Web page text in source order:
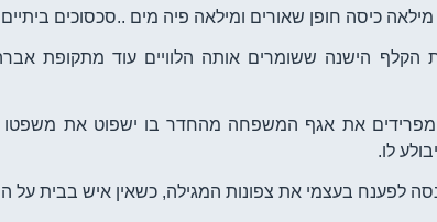
כיסה חופן שאורים ומילאה פיה מים ..סכסוכים ביתיים
הקלף הישנה ששומרים אותה הלוויים עוד מתקופת
ומפרידים את אגף המשפחה מהחדר בו ישפוט את
לו.
לפענח בעצמי את צפונות המגילה, כשאין איש בבית על